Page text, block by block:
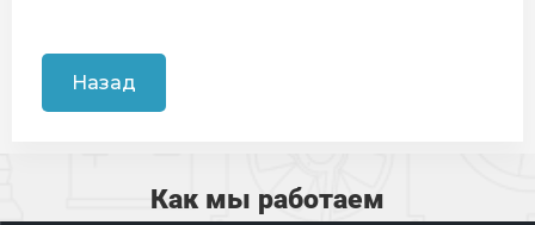
Назад
Как мы работаем